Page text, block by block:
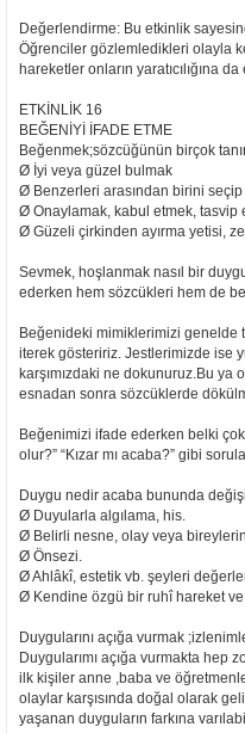
Değerlendirme: Bu etkinlik
Öğrenciler gözlemledikleri olayla
hareketler onların yaratıcılığına
ETKİNLİK 16
BEĞENİYİ İFADE ETME
Beğenmek;sözcüğünün birçok
Ø İyi veya güzel bulmak
Ø Benzerleri arasından birini seçip
Ø Onaylamak, kabul etmek, tasvip
Ø Güzeli çirkinden ayırma yetisi,
Sevmek, hoşlanmak nasıl bir
ederken hem sözcükleri hem de
Beğenideki mimiklerimizi genelde
iterek gösteririz. Jestlerimizde ise
karşımızdaki ne dokunuruz.Bu
esnadan sonra sözcüklerde
Beğenimizi ifade ederken belki
olur?” “Kızar mı acaba?” gibi
Duygu nedir acaba bununda
Ø Duyularla algılama, his.
Ø Belirli nesne, olay veya bireylerin
Ø Önsezi.
Ø Ahlâkî, estetik vb. şeyleri
Ø Kendine özgü bir ruhî hareket
Duygularını açığa vurmak
Duygularımı açığa vurmakta hep
ilk kişiler anne ,baba ve
olaylar karşısında doğal olarak
yaşanan duyguların farkına